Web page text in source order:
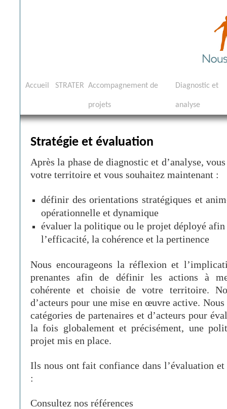
Aller
contenu
Accueil STRATER Accompagnement de
projets
Diagnostic et
analyse
Stratégie et évaluation
Après la phase de diagnostic et d’analyse,
votre territoire et vous souhaitez maintenant :
définir des orientations stratégiques et
opérationnelle et dynamique
évaluer la politique ou le projet déployé afin
l’efficacité, la cohérence et la pertinence
Nous encourageons la réflexion et
prenantes afin de définir les actions à
cohérente et choisie de votre territoire.
d’acteurs pour une mise en œuvre active.
catégories de partenaires et d’acteurs pour
la fois globalement et précisément, une
projet mis en place.
Ils nous ont fait confiance dans l’évaluation
:
Consultez nos références